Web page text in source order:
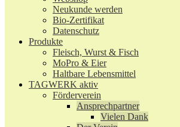
Neukunde werden
Bio-Zertifikat
Datenschutz
Produkte
Fleisch, Wurst & Fisch
MoPro & Eier
Haltbare Lebensmittel
TAGWERK aktiv
Förderverein
Ansprechpartner
Vielen Dank